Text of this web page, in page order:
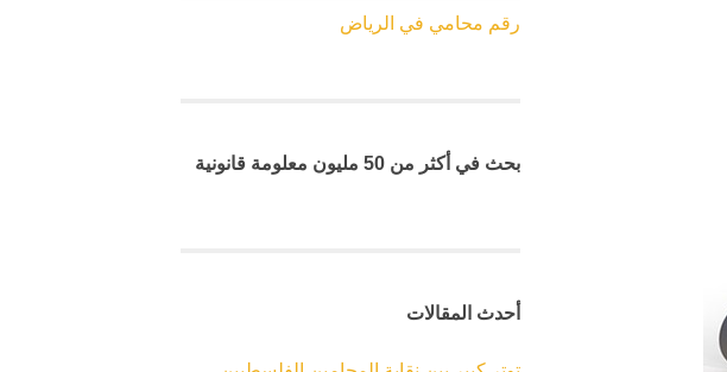
رقم محامي في الرياض
بحث في أكثر من 50 مليون معلومة قانونية
أحدث المقالات